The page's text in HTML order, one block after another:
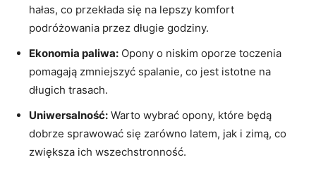
hałas, co przekłada się na lepszy komfort
podróżowania przez długie godziny.
Ekonomia paliwa: Opony o niskim oporze toczenia
pomagają zmniejszyć spalanie, co jest istotne na
długich trasach.
Uniwersalność: Warto wybrać opony, które będą
dobrze sprawować się zarówno latem, jak i zimą, co
zwiększa ich wszechstronność.